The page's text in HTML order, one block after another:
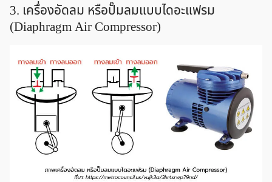
3. เครื่องอัดลม หรือปั๊มลมแบบไดอะแฟรม
(Diaphragm Air Compressor)